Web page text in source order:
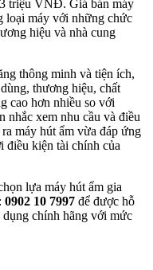
triệu VNĐ. Giá bán máy
loại máy với những chức
hiệu và nhà cung
thông minh và tiện ích,
thương hiệu, chất
cao hơn nhiều so với
nhắc xem nhu cầu và điều
máy hút ẩm vừa đáp ứng
điều kiện tài chính của
lựa máy hút ẩm gia
0902 10 7997 để được hỗ
chính hãng với mức